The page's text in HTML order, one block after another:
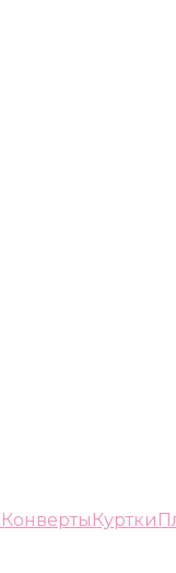
Конверты Куртки